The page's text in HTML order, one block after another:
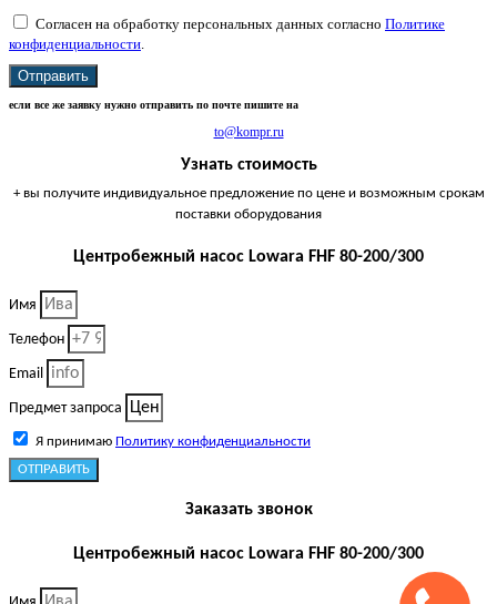
Согласен на обработку персональных данных согласно Политике
конфиденциальности
Отправить
если все же заявку нужно отправить по почте пишите на
to@kompr.ru
Узнать стоимость
+ вы получите индивидуальное предложение по цене и возможным срокам
поставки оборудования
Центробежный насос Lowara FHF 80-200/300
Имя
Телефон
Email
Предмет запроса
Я принимаю Политику конфиденциальности
ОТПРАВИТЬ
Заказать звонок
Центробежный насос Lowara FHF 80-200/300